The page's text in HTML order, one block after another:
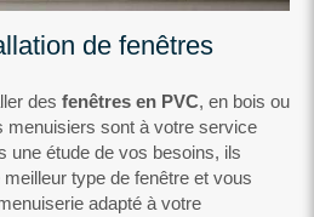
de fenêtres
des fenêtres en PVC, en bois ou
menuisiers sont à votre service
une étude de vos besoins, ils
type de fenêtre et vous
adapté à votre